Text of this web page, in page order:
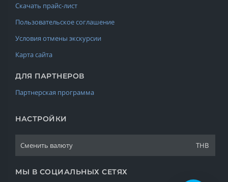
Скачать прайс-лист
Пользовательское соглашение
Условия отмены экскурсии
Карта сайта
ДЛЯ ПАРТНЕРОВ
Партнерская программа
НАСТРОЙКИ
Сменить валюту THB
МЫ В СОЦИАЛЬНЫХ СЕТЯХ